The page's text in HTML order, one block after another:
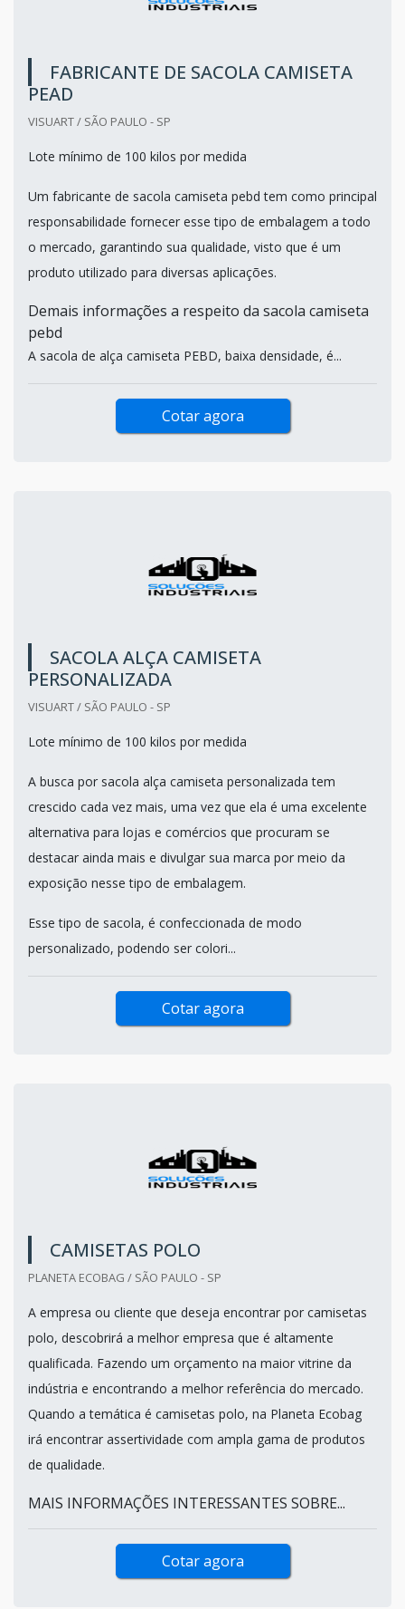
FABRICANTE DE SACOLA CAMISETA
PEAD
VISUART / SÃO PAULO - SP
Lote mínimo de 100 kilos por medida
Um fabricante de sacola camiseta pebd tem como principal
responsabilidade fornecer esse tipo de embalagem a todo
o mercado, garantindo sua qualidade, visto que é um
produto utilizado para diversas aplicações.
Demais informações a respeito da sacola camiseta
pebd
A sacola de alça camiseta PEBD, baixa densidade, é...
Cotar agora
SACOLA ALÇA CAMISETA
PERSONALIZADA
VISUART / SÃO PAULO - SP
Lote mínimo de 100 kilos por medida
A busca por sacola alça camiseta personalizada tem
crescido cada vez mais, uma vez que ela é uma excelente
alternativa para lojas e comércios que procuram se
destacar ainda mais e divulgar sua marca por meio da
exposição nesse tipo de embalagem.
Esse tipo de sacola, é confeccionada de modo
personalizado, podendo ser colori...
Cotar agora
CAMISETAS POLO
PLANETA ECOBAG / SÃO PAULO - SP
A empresa ou cliente que deseja encontrar por camisetas
polo, descobrirá a melhor empresa que é altamente
qualificada. Fazendo um orçamento na maior vitrine da
indústria e encontrando a melhor referência do mercado.
Quando a temática é camisetas polo, na Planeta Ecobag
irá encontrar assertividade com ampla gama de produtos
de qualidade.
MAIS INFORMAÇÕES INTERESSANTES SOBRE...
Cotar agora